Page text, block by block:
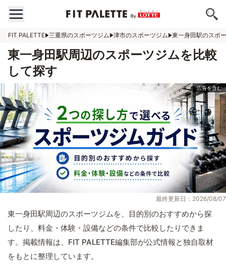
FIT PALETTE 三重県のスポーツジム 津市のスポーツジム 東一身田駅のスポ
東一身田駅周辺のスポーツジムを比較
して探す
最終更新日：2026/08/07
東一身田駅周辺のスポーツジムを、目的別のおすすめから探
したり、料金・体験・設備などの条件で比較したりできま
す。掲載情報は、FIT PALETTE編集部が公式情報と独自取材
をもとに整理しています。